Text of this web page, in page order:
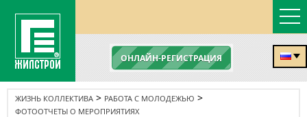
ОНЛАЙН-РЕГИСТРАЦИЯ
ЖИЗНЬ КОЛЛЕКТИВА > РАБОТА С МОЛОДЕЖЬЮ >
ФОТООТЧЕТЫ О МЕРОПРИЯТИЯХ